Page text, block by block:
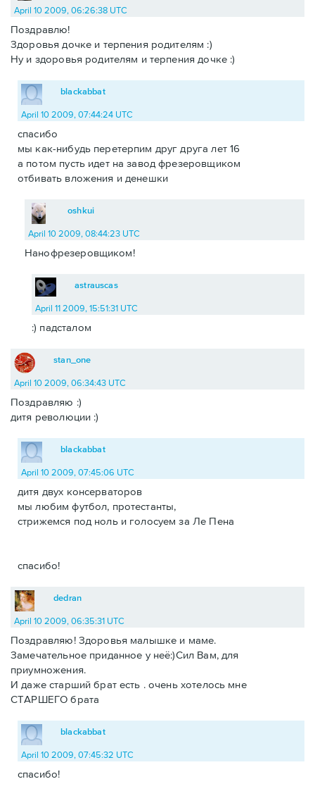
April 10 2009, 06:26:38 UTC
Поздравлю!
Здоровья дочке и терпения родителям :)
Ну и здоровья родителям и терпения дочке :)
blackabbat
April 10 2009, 07:44:24 UTC
спасибо
мы как-нибудь перетерпим друг друга лет 16
а потом пусть идет на завод фрезеровщиком
отбивать вложения и денешки
oshkui
April 10 2009, 08:44:23 UTC
Нанофрезеровщиком!
astrauscas
April 11 2009, 15:51:31 UTC
:) падсталом
stan_one
April 10 2009, 06:34:43 UTC
Поздравляю :)
дитя революции :)
blackabbat
April 10 2009, 07:45:06 UTC
дитя двух консерваторов
мы любим футбол, протестанты,
стрижемся под ноль и голосуем за Ле Пена
спасибо!
dedran
April 10 2009, 06:35:31 UTC
Поздравляю! Здоровья малышке и маме.
Замечательное приданное у неё:)Сил Вам, для
приумножения.
И даже старший брат есть . очень хотелось мне
СТАРШЕГО брата
blackabbat
April 10 2009, 07:45:32 UTC
спасибо!